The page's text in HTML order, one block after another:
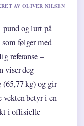
AV OLIVER NILSEN
pund og lurt på
følger med
referanse –
viser deg
(65,77 kg) og gir
vekten betyr i en
i offisielle